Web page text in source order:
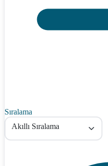
Sıralama
Akıllı Sıralama